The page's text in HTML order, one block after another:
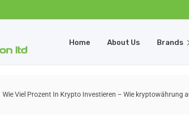
Home About Us Brands
Wie Viel Prozent In Krypto Investieren – Wie kryptowährung